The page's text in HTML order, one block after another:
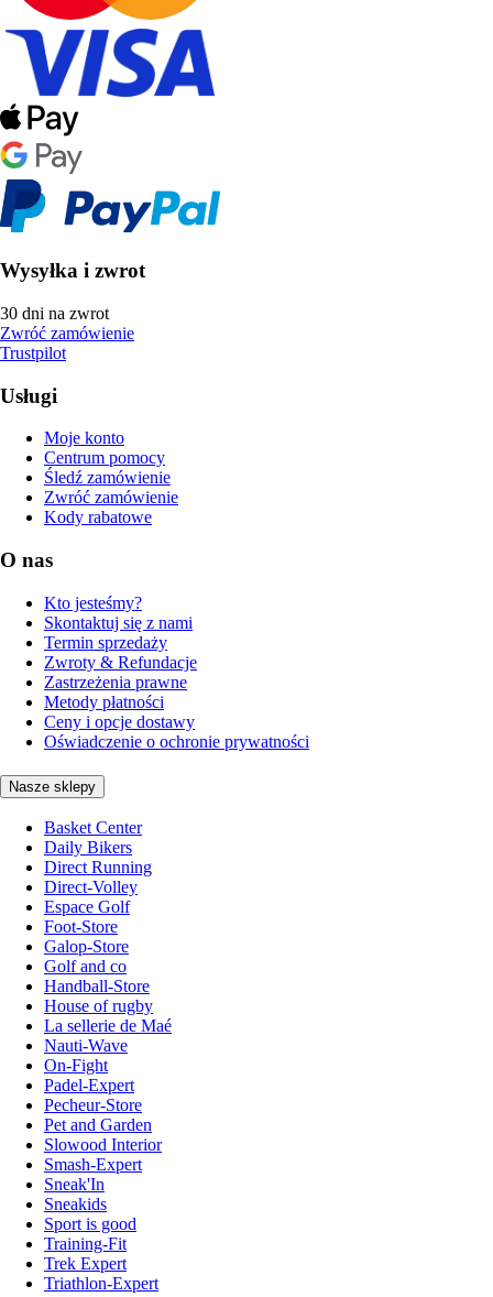
Wysyłka i zwrot
30 dni na zwrot
Zwróć zamówienie
Trustpilot
Usługi
Moje konto
Centrum pomocy
Śledź zamówienie
Zwróć zamówienie
Kody rabatowe
O nas
Kto jesteśmy?
Skontaktuj się z nami
Termin sprzedaży
Zwroty & Refundacje
Zastrzeżenia prawne
Metody płatności
Ceny i opcje dostawy
Oświadczenie o ochronie prywatności
Nasze sklepy
Basket Center
Daily Bikers
Direct Running
Direct-Volley
Espace Golf
Foot-Store
Galop-Store
Golf and co
Handball-Store
House of rugby
La sellerie de Maé
Nauti-Wave
On-Fight
Padel-Expert
Pecheur-Store
Pet and Garden
Slowood Interior
Smash-Expert
Sneak'In
Sneakids
Sport is good
Training-Fit
Trek Expert
Triathlon-Expert